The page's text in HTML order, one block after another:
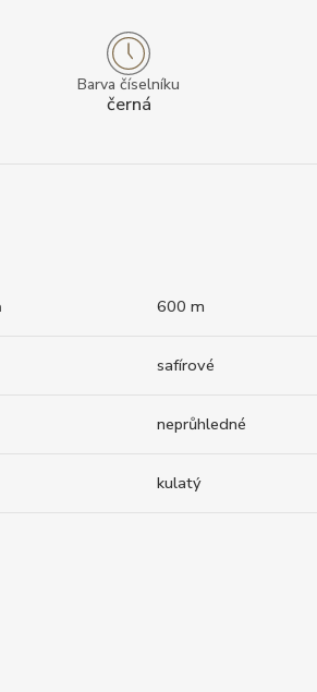
Barva číselníku
černá
600 m
safírové
neprůhledné
kulatý